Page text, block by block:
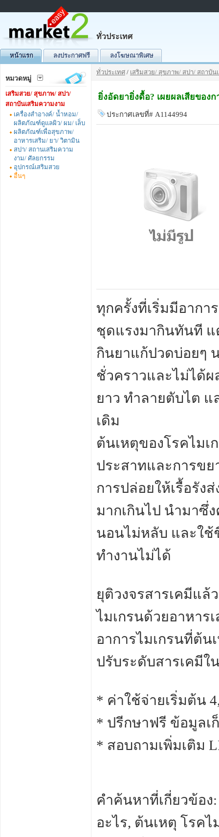
ทั่วประเทศ
หน้าแรก ลงประกาศฟรี ลงโฆษณาพิเศษ
หมวดหมู่
เสริมสวย/ สุขภาพ/ สปา/
สถาบันเสริมความงาม
เครื่องสำอางค์/ น้ำหอม/
ผลิตภัณฑ์ดูแลผิว/ ผม/ เล็บ
ผลิตภัณฑ์เพื่อสุขภาพ/
อาหารเสริม/ ยา/ วิตามิน
สปา/ สถานเสริมความ
งาม/ ศัลยกรรม
อุปกรณ์เสริมสวย
อื่นๆ
ทั่วประเทศ / เสริมสวย/ สุขภาพ/ สปา/ สถาบัน
ยิ่งอัดยายิ่งดื้อ? เผยผลเสียขอ
ประกาศเลขที่# A1144994
ทุกครั้งที่เริ่มมีอากา
ชุดแรงมากินทันที แ
กินยาแก้ปวดบ่อยๆ
ชั่วคราวและไม่ได้ผ
ยาว ทำลายตับไต แ
เดิม
ต้นเหตุของโรคไมเ
ประสาทและการขย
การปล่อยให้เรื้อรัง
มากเกินไป นำมาซึ่
นอนไม่หลับ และใช้
ทำงานไม่ได้
ยุติวงจรสารเคมีแ
ไมเกรนด้วยอาหา
อาการไมเกรนที่ต้
ปรับระดับสารเคมีใ
* ค่าใช้จ่ายเริ่มต้น
* ปรีกษาฟรี ข้อมูลเ
* สอบถามเพิ่มเติม
คำค้นหาที่เกี่ยวข้อง
อะไร, ต้นเหตุ โรค